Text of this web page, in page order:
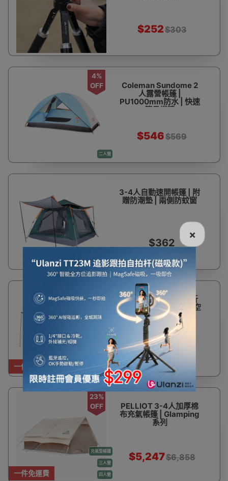
$252$303
二人營
4%
OFF
Coleman Sundome 2
人露營帳蓬 |
PU1000mm防水 | 快速
簡易搭建
$546$569
三人營
3-4人自動速開帳篷 | 附
贈防潮墊 | 兩側防蚊窗
$362
一件免運費 四人營
OFF
PELLIOT 4人全自動折
疊帳篷 | 加寬前門室內空
間 | PU1500mm防水
$864$1,130
一件免運費
充氣型帳篷
三人營
四人營
23%
OFF
PELLIOT 3-4人加厚棉
布充氣帳篷 | Glamping
系列
$5,247$6,858
×